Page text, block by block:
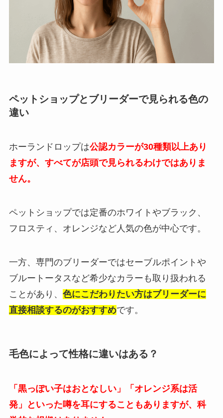
ペットショップとブリーダーで見られる色の
違い
ホーランドロップは公認カラーが30種類以上あり
ますが、すべてが店頭で見られるわけではありま
せん。
ペットショップでは定番のホワイトやブラック、
フロスティ、オレンジなど人気の色が中心です。
一方、専門のブリーダーではセーブルポイントや
ブルートータスなど希少なカラーも取り扱われる
ことがあり、 色にこだわりたい方はブリーダーに
直接相談するのがおすすめです。
毛色によって性格に違いはある？
「黒っぽい子はおとなしい」「オレンジ系は活
発」といった噂を耳にすることもありますが、科